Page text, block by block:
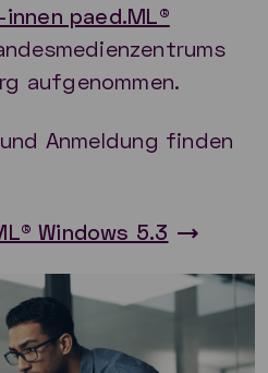
paed.ML®
aufgenommen.
Anmeldung finden
Windows 5.3